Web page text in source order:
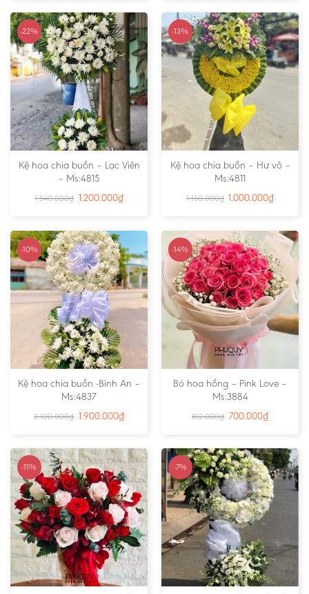
-22%
Kệ hoa chia buồn – Lạc Viên
– Ms:4815
1.540.000₫ 1.200.000₫
-13%
Kệ hoa chia buồn – Hư vô –
Ms:4811
1.150.000₫ 1.000.000₫
-10%
Kệ hoa chia buồn -Bình An –
Ms:4837
2.100.000₫ 1.900.000₫
-14%
Bó hoa hồng – Pink Love –
Ms:3884
812.000₫ 700.000₫
-11% -7%